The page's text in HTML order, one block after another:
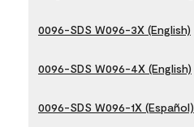
0096-SDS W096-3X (English)
0096-SDS W096-4X (English)
0096-SDS W096-1X (Español)